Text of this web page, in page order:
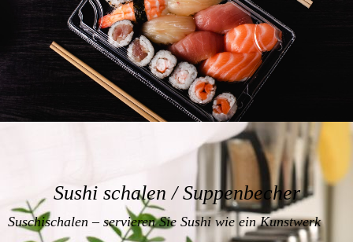
Sushi schalen / Suppenbecher
Suschischalen – servieren Sie Sushi wie ein Kunstwerk